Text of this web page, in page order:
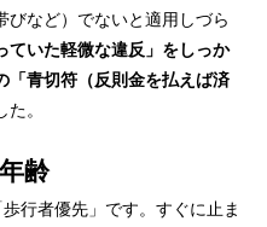
びなど）でないと適用しづら
ていた軽微な違反」をしっか
「青切符（反則金を払えば済
。
齢
行者優先」です。すぐに止ま